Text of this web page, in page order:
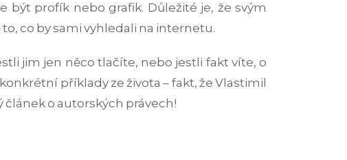
být profík nebo grafik. Důležité je, že svým
co by sami vyhledali na internetu.
jim jen něco tlačíte, nebo jestli fakt víte, o
příklady ze života – fakt, že Vlastimil
o autorských právech!